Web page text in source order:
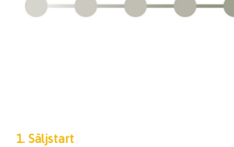
1. Säljstart